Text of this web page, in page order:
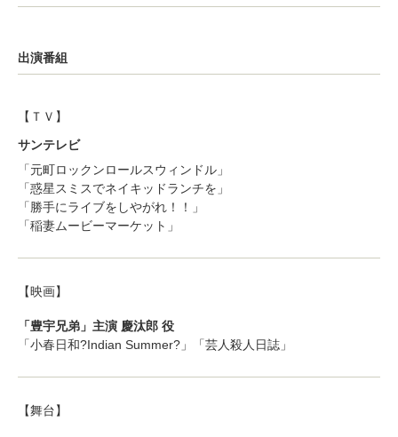
出演番組
【ＴＶ】
サンテレビ
「元町ロックンロールスウィンドル」
「惑星スミスでネイキッドランチを」
「勝手にライブをしやがれ！！」
「稲妻ムービーマーケット」
【映画】
「豊宇兄弟」主演 慶汰郎 役
「小春日和?Indian Summer?」「芸人殺人日誌」
【舞台】